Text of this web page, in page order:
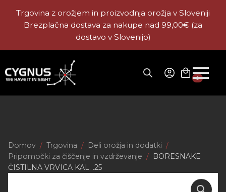
Trgovina z orožjem in proizvodnja orožja v Sloveniji
Brezplačna dostava za nakupe nad 99,00€ (za
dostavo v Slovenijo)
0
Domov Trgovina
Deli orožja in dodatki
Pripomočki za čiščenje in vzdrževanje
BORESNAKE
ČISTILNA VRVICA KAL. .25